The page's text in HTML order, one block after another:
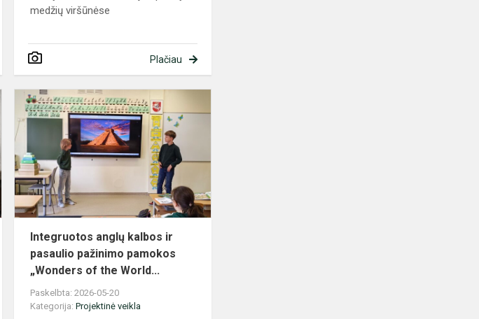
medžių viršūnėse
Plačiau
Dalyvavimas
„Erasmus+“
kontaktiniame
Taline:
dirbt...
anglų
pasaulio
pamokos
„Wond...
Integruotos anglų kalbos ir
pasaulio pažinimo pamokos
„Wonders of the World...
Paskelbta: 2026-05-20
Kategorija:Projektinė veikla